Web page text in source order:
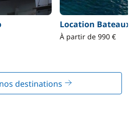
Location Bateaux
À partir de 990 €
destinations